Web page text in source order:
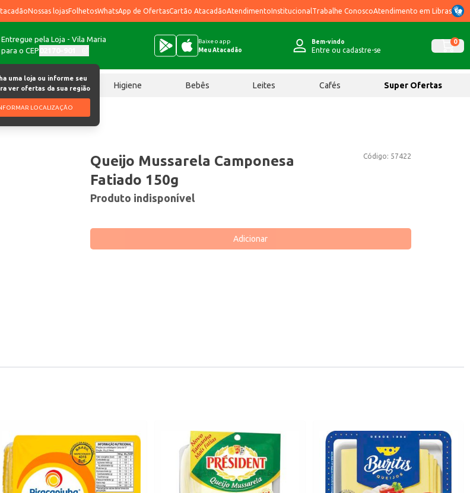
Nossas lojasFolhetosWhatsApp de OfertasCartão AtacadãoAtendimentoInstitucional Trabalhe ConoscoAtendimento em Libras
Entregue pela Loja - Vila Maria
para o CEP
uma loja ou informe seu
ver ofertas da sua região
LOCALIZAÇÃO
Baixe o app
Meu Atacadão
Bem-vindo
Entre ou cadastre-se
0
Chocolates Higiene Bebês Leites Cafés Super Ofertas
Fatiado 150g
Código: 57422
Queijo Mussarela Camponesa
Fatiado 150g
Produto indisponível
Adicionar